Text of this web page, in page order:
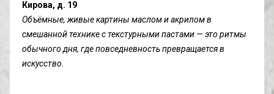
Кирова, д. 19
Объёмные, живые картины маслом и акрилом в
смешанной технике с текстурными пастами — это ритмы
обычного дня, где повседневность превращается в
искусство.